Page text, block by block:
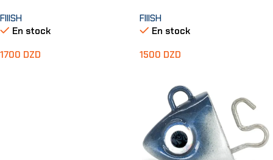
FIIISH
En stock
1700 DZD
FIIISH
En stock
1500 DZD